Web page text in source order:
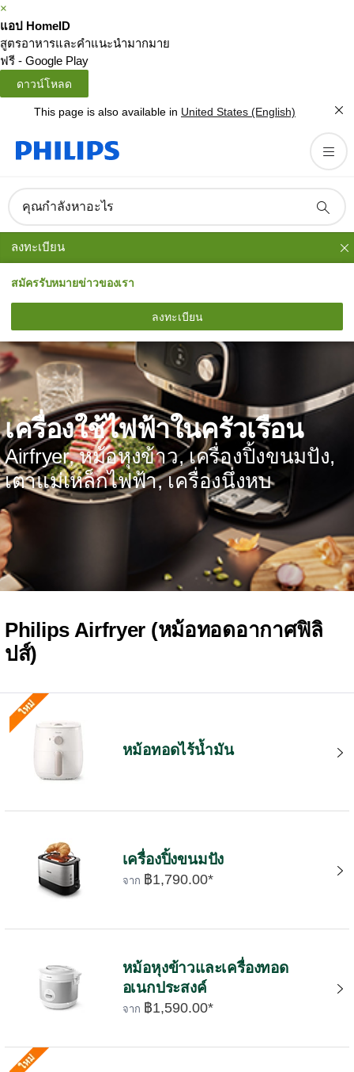
×
แอป HomeID
สูตรอาหารและคำแนะนำมากมาย
ฟรี - Google Play
ดาวน์โหลด
This page is also available in United States (English)
คุณกำลังหาอะไร
ลงทะเบียน
สมัครรับหมายข่าวของเรา
ลงทะเบียน
เครื่องใช้ไฟฟ้าในครัวเรือน
Airfryer, หม้อหุงข้าว, เครื่องปิ้งขนมปัง,
เตาแม่เหล็กไฟฟ้า, เครื่องนึ่งหบ
Philips Airfryer (หม้อทอดอากาศฟิลิ
ปส์)
หม้อทอดไร้น้ำมัน
เครื่องปิ้งขนมปัง
จาก ฿1,790.00*
หม้อหุงข้าวและเครื่องทอด
อเนกประสงค์
จาก ฿1,590.00*